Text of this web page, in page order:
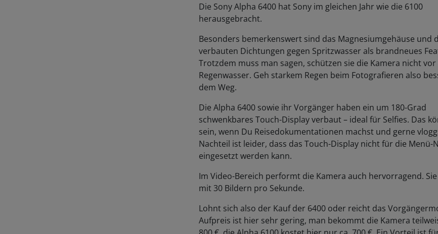
Die Sony Alpha 6400 hat Sony im gleichen Jahr wie die 6100
herausgebracht.
Besonders bemerkenswert sind das Magnesiumgehäuse und
verbauten Dichtungen gegen Spritzwasser als brandneues
Trotzdem muss man sagen, schützen sie die Kamera nicht
Regenwasser. Geh starkem Regen beim Fotografieren also
dem Weg.
Die Alpha 6400 sowie ihr Vorgänger haben ein um 180-Grad
schwenkbares Touch-Display verbaut – ideal für Selfies. Das
sein, wenn Du Reisedokumentationen machst und gerne
Nachteil ist leider, dass das Touch-Display nicht für die Menü-
eingesetzt werden kann.
Im Video-Bereich performt die Kamera auch hervorragend.
mit 30 Bildern pro Sekunde.
Lohnt sich also der Kauf der 6400 oder reicht das
Aufpreis ist hier sehr gering, man bekommt die Kamera